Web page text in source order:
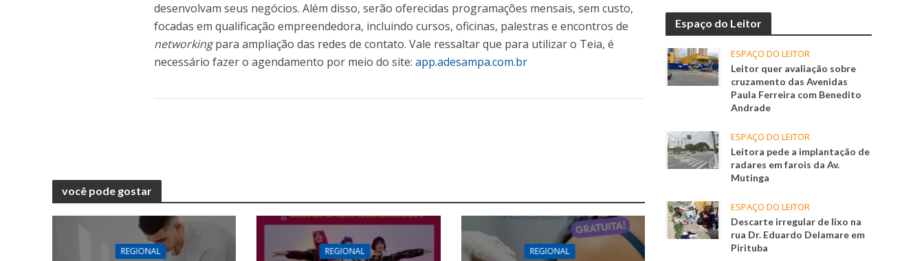
desenvolvam seus negócios. Além disso, serão oferecidas programações mensais, sem custo,
focadas em qualificação empreendedora, incluindo cursos, oficinas, palestras e encontros de
networkingpara ampliação das redes de contato. Vale ressaltar que para utilizar o Teia, é
necessário fazer o agendamento por meio do site:app.adesampa.com.br
você pode gostar
REGIONAL REGIONAL REGIONAL
Espaço do Leitor
ESPAÇO DO LEITOR
Leitor quer avaliação sobre
cruzamento das Avenidas
Paula Ferreira com Benedito
Andrade
ESPAÇO DO LEITOR
Leitora pede a implantação de
radares em farois da Av.
Mutinga
ESPAÇO DO LEITOR
Descarte irregular de lixo na
rua Dr. Eduardo Delamare em
Pirituba